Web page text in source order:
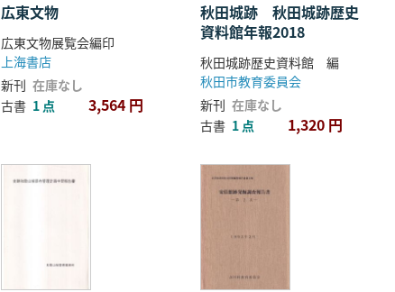
広東文物
広東文物展覧会編印
上海書店
新刊 在庫なし
古書 1 点 3,564 円
秋田城跡 秋田城跡歴史
資料館年報2018
秋田城跡歴史資料館 編
秋田市教育委員会
新刊 在庫なし
古書 1 点 1,320 円